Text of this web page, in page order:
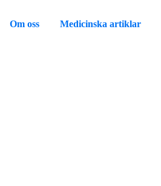
Om oss Medicinska artiklar